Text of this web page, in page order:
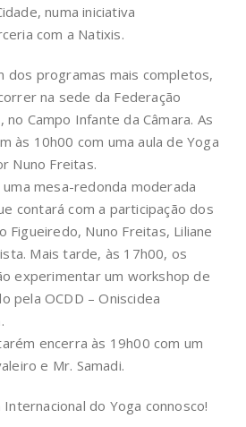
numa iniciativa
com a Natixis.
dos programas mais completos,
na sede da Federação
Campo Infante da Câmara. As
às 10h00 com uma aula de Yoga
Nuno Freitas.
mesa-redonda moderada
contará com a participação dos
Figueiredo, Nuno Freitas, Liliane
Mais tarde, às 17h00, os
experimentar um workshop de
pela OCDD – Oniscidea
encerra às 19h00 com um
e Mr. Samadi.
do Yoga connosco!